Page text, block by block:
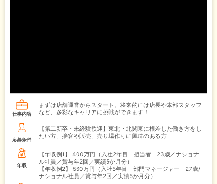
仕事内容
まずは店舗運営からスタート。将来的には店長や本部スタッフ
など、多彩なキャリアに挑戦ができます！
応募条件
【第二新卒・未経験歓迎】東北・北関東に根差した働き方をし
たい方、接客や販売、売り場作りに興味のある方
年収
【年収例1】
400万円（入社2年目 担当者 23歳／ナショナ
ル社員／賞与年2回／実績5か月分）
【年収例2】
560万円（入社5年目 部門マネージャー 27歳/
ナショナル社員／賞与年2回／実績5か月分）